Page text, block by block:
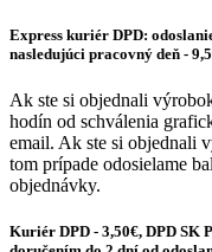
Express kuriér DPD:
nasledujúci pracovný deň -
Ak ste si objednali
hodín od schválenia
email. Ak ste si objednali
tom prípade odosielame
objednávky.
Kuriér DPD - 3,50€, DPD SK